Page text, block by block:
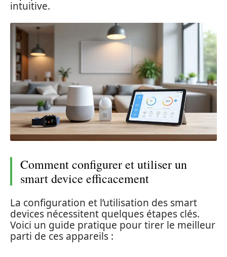
intuitive.
Comment configurer et utiliser un
smart device efficacement
La configuration et l’utilisation des smart
devices nécessitent quelques étapes clés.
Voici un guide pratique pour tirer le meilleur
parti de ces appareils :